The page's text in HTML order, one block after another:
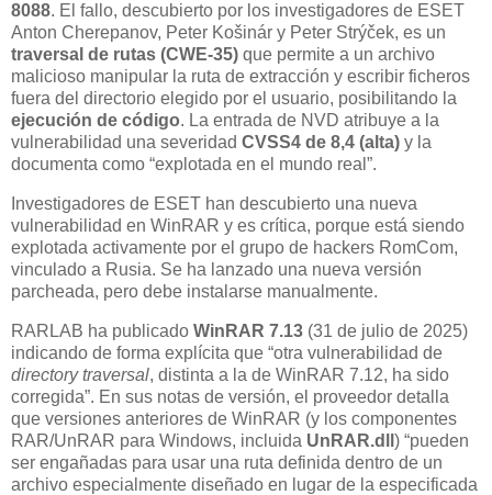
8088. El fallo, descubierto por los investigadores de ESET
Anton Cherepanov, Peter Košinár y Peter Strýček, es un
traversal de rutas (CWE-35) que permite a un archivo
malicioso manipular la ruta de extracción y escribir ficheros
fuera del directorio elegido por el usuario, posibilitando la
ejecución de código. La entrada de NVD atribuye a la
vulnerabilidad una severidad CVSS4 de 8,4 (alta) y la
documenta como “explotada en el mundo real”.
Investigadores de ESET han descubierto una nueva
vulnerabilidad en WinRAR y es crítica, porque está siendo
explotada activamente por el grupo de hackers RomCom,
vinculado a Rusia. Se ha lanzado una nueva versión
parcheada, pero debe instalarse manualmente.
RARLAB ha publicado WinRAR 7.13 (31 de julio de 2025)
indicando de forma explícita que “otra vulnerabilidad de
directory traversal, distinta a la de WinRAR 7.12, ha sido
corregida”. En sus notas de versión, el proveedor detalla
que versiones anteriores de WinRAR (y los componentes
RAR/UnRAR para Windows, incluida UnRAR.dll ) “pueden
ser engañadas para usar una ruta definida dentro de un
archivo especialmente diseñado en lugar de la especificada